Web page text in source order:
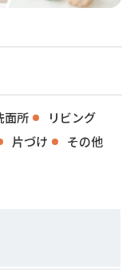
面所
リビング
片づけ その他